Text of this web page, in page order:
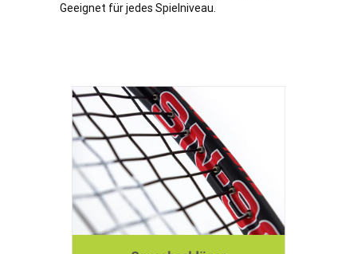
Geeignet für jedes Spielniveau.